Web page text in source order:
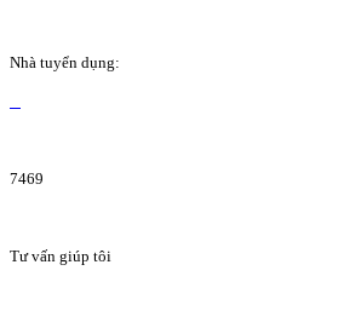
Nhà tuyển dụng:
7469
Tư vấn giúp tôi